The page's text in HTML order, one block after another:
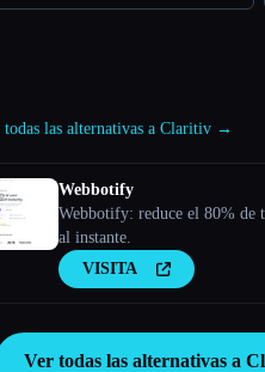
todas las alternativas a Claritiv →
Webbotify
Webbotify: reduce el 80% de
al instante.
VISITA
Ver todas las alternativas a